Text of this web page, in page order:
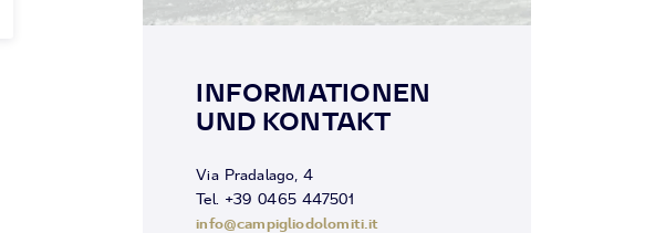
INFORMATIONEN
UND KONTAKT
Via Pradalago, 4
Tel. +39 0465 447501
info@campigliodolomiti.it